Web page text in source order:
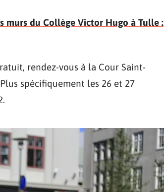
murs du Collège Victor Hugo à Tulle :
rendez-vous à la Cour Saint-
spécifiquement les 26 et 27